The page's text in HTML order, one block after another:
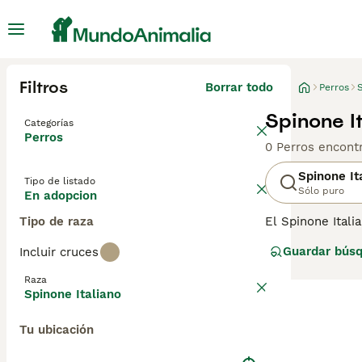
Filtros Borrar todo
Categorías
Perros
Tipo de listado
En adopcion
Tipo de raza
Incluir cruces
Raza
Spinone Italiano
Tu ubicación
Perros
Spinone
0 Perros
Spinone
Sólo puro
El Spinone
más antiguas.
perro.
Guardar